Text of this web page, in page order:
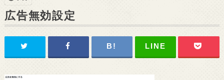
広告無効設定